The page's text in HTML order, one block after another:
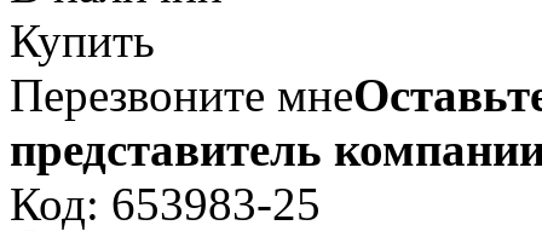
Купить
Перезвоните мне
представитель
Код: 653983-25